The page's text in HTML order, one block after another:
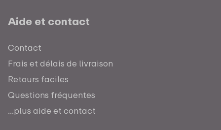
Aide et contact
Contact
Frais et délais de livraison
Retours faciles
Questions fréquentes
...plus aide et contact